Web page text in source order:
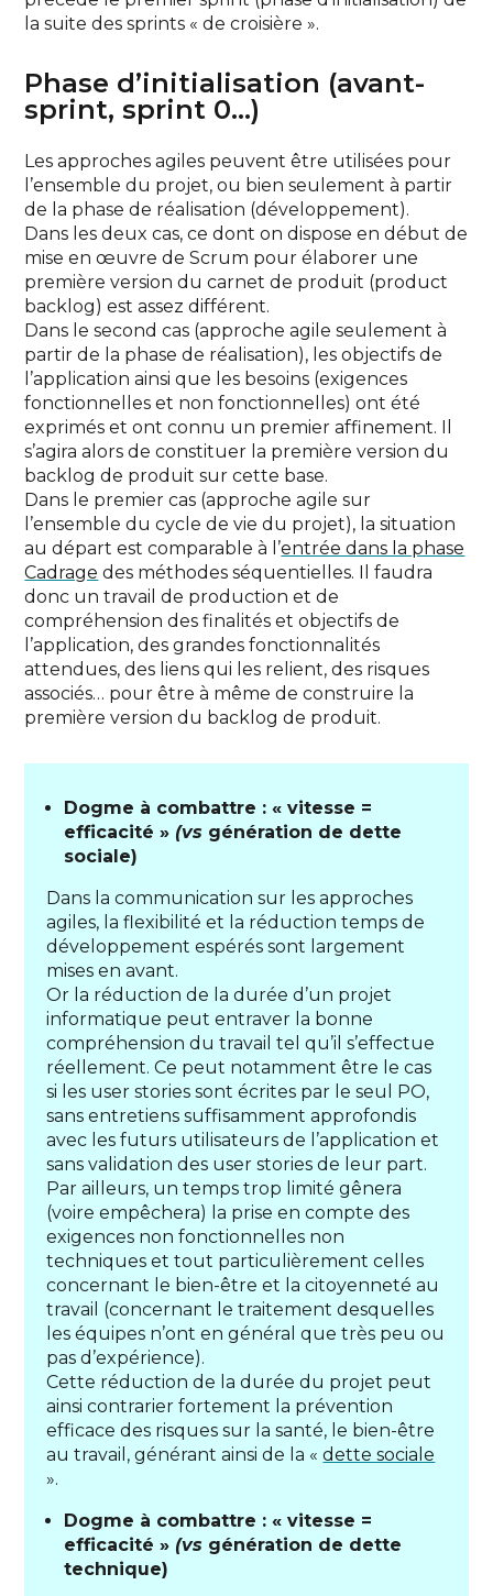
la suite des sprints « de croisière ».
Phase d’initialisation (avant-
sprint, sprint 0…)
Les approches agiles peuvent être utilisées pour
l’ensemble du projet, ou bien seulement à partir
de la phase de réalisation (développement).
Dans les deux cas, ce dont on dispose en début de
mise en œuvre de Scrum pour élaborer une
première version du carnet de produit (product
backlog) est assez différent.
Dans le second cas (approche agile seulement à
partir de la phase de réalisation), les objectifs de
l’application ainsi que les besoins (exigences
fonctionnelles et non fonctionnelles) ont été
exprimés et ont connu un premier affinement. Il
s’agira alors de constituer la première version du
backlog de produit sur cette base.
Dans le premier cas (approche agile sur
l’ensemble du cycle de vie du projet), la situation
au départ est comparable à l’entrée dans la phase
Cadrage des méthodes séquentielles. Il faudra
donc un travail de production et de
compréhension des finalités et objectifs de
l’application, des grandes fonctionnalités
attendues, des liens qui les relient, des risques
associés… pour être à même de construire la
première version du backlog de produit.
Dogme à combattre : « vitesse =
efficacité » (vs génération de dette
sociale)
Dans la communication sur les approches
agiles, la flexibilité et la réduction temps de
développement espérés sont largement
mises en avant.
Or la réduction de la durée d’un projet
informatique peut entraver la bonne
compréhension du travail tel qu’il s’effectue
réellement. Ce peut notamment être le cas
si les user stories sont écrites par le seul PO,
sans entretiens suffisamment approfondis
avec les futurs utilisateurs de l’application et
sans validation des user stories de leur part.
Par ailleurs, un temps trop limité gênera
(voire empêchera) la prise en compte des
exigences non fonctionnelles non
techniques et tout particulièrement celles
concernant le bien-être et la citoyenneté au
travail (concernant le traitement desquelles
les équipes n’ont en général que très peu ou
pas d’expérience).
Cette réduction de la durée du projet peut
ainsi contrarier fortement la prévention
efficace des risques sur la santé, le bien-être
au travail, générant ainsi de la «dette sociale
».
Dogme à combattre : « vitesse =
efficacité » (vs génération de dette
technique)